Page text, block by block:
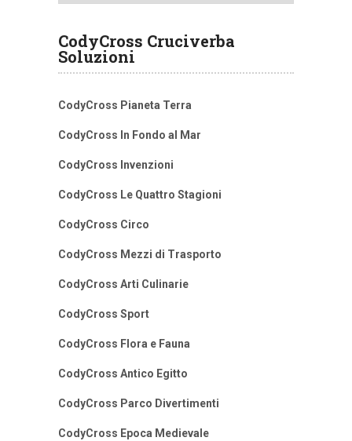
CodyCross Cruciverba
Soluzioni
CodyCross Pianeta Terra
CodyCross In Fondo al Mar
CodyCross Invenzioni
CodyCross Le Quattro Stagioni
CodyCross Circo
CodyCross Mezzi di Trasporto
CodyCross Arti Culinarie
CodyCross Sport
CodyCross Flora e Fauna
CodyCross Antico Egitto
CodyCross Parco Divertimenti
CodyCross Epoca Medievale